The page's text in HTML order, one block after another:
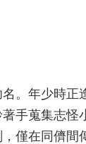
。年少時
手蒐集志
僅在同儕